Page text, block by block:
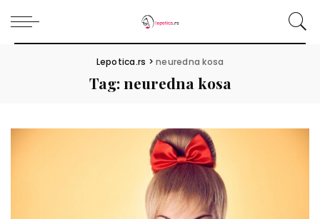
Lepotica.rs >neuredna kosa
Tag:neuredna kosa